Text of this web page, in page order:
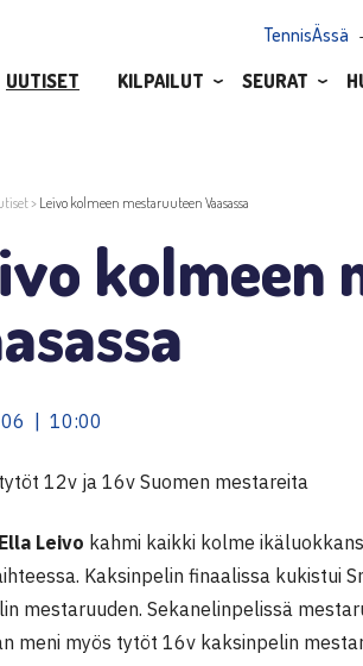
TennisÄssä
UUTISET
KILPAILUT SEURAT
> Leivo kolmeen mestaruuteen Vaasassa
kolmeen
| 10:00
12v ja 16v Suomen mestareita
Ella Leivo kahmi kaikki kolme
Kaksinpelin finaalissa kukistui
mestaruuden. Sekanelinpelissä
meni myös tytöt 16v kaksinpelin